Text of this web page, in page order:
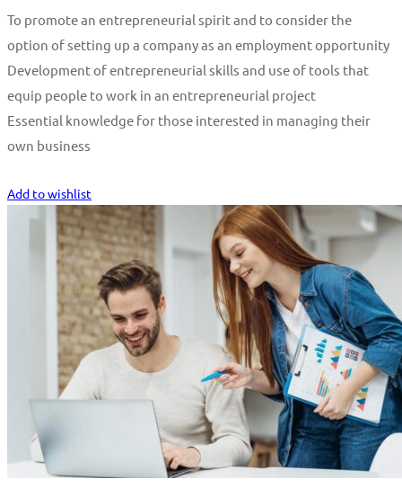
To promote an entrepreneurial spirit and to consider the
option of setting up a company as an employment opportunity
Development of entrepreneurial skills and use of tools that
equip people to work in an entrepreneurial project
Essential knowledge for those interested in managing their
own business
Add to wishlist